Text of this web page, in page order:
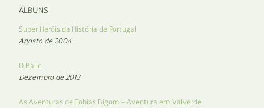
ÁLBUNS
Super Heróis da História de Portugal
Agosto de 2004
O Baile
Dezembro de 2013
As Aventuras de Tobias Bigom – Aventura em Valverde